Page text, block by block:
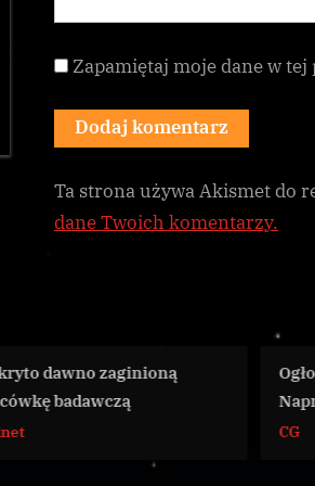
Zapamiętaj moje dane w
Ta strona używa Akismet do
dane Twoich komentarzy.
Ogłoszenie Inicjatywy
Naprawy Portów